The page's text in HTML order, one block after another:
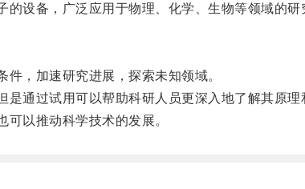
设备，广泛应用于物理、化学、生物等领域的研
，加速研究进展，探索未知领域。
过试用可以帮助科研人员更深入地了解其原理
以推动科学技术的发展。